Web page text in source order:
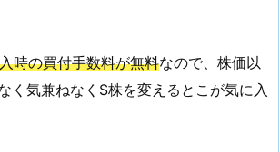
時の買付手数料が無料なので、株価以
く気兼ねなくS株を変えるとこが気に入